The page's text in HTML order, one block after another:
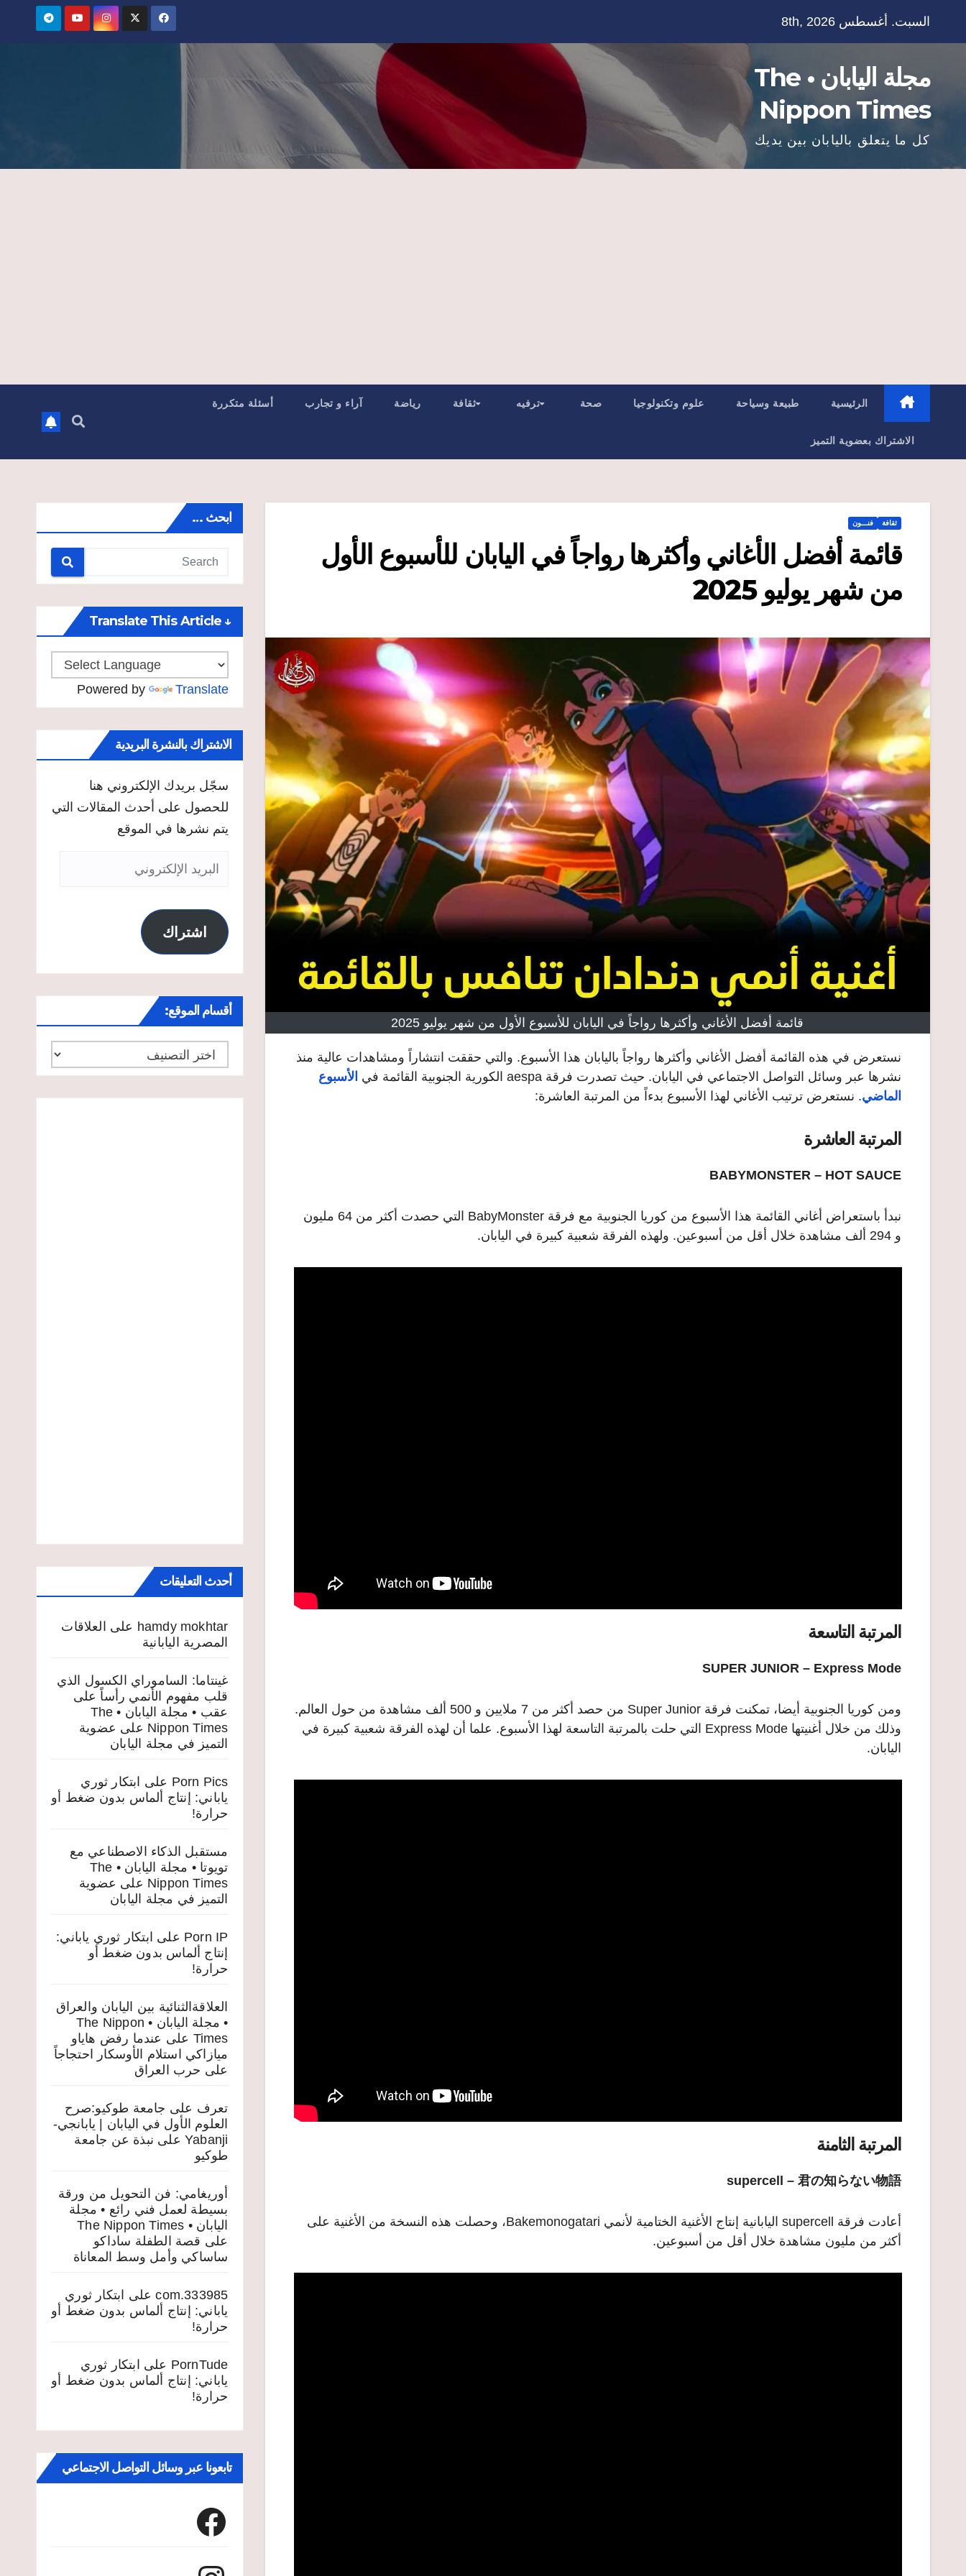
السبت. أغسطس 8th, 2026
مجلة اليابان • The
Nippon Times
كل ما يتعلق باليابان بين يديك
الرئيسية طبيعة وسياحة علوم وتكنولوجيا صحة ترفيه ثقافة رياضة آراء و تجارب أسئلة متكررة
الاشتراك بعضوية التميز
ثقافة فنـــون
قائمة أفضل الأغاني وأكثرها رواجاً في اليابان للأسبوع الأول
من شهر يوليو 2025
قائمة أفضل الأغاني وأكثرها رواجاً في اليابان للأسبوع الأول من شهر يوليو 2025
نستعرض في هذه القائمة أفضل الأغاني وأكثرها رواجاً باليابان هذا الأسبوع. والتي حققت انتشاراً ومشاهدات عالية منذ
نشرها عبر وسائل التواصل الاجتماعي في اليابان. حيث تصدرت فرقة aespa الكورية الجنوبية القائمة في
الأسبوع
الماضي. نستعرض ترتيب الأغاني لهذا الأسبوع بدءاً من المرتبة العاشرة:
المرتبة العاشرة
BABYMONSTER – HOT SAUCE
نبدأ باستعراض أغاني القائمة هذا الأسبوع من كوريا الجنوبية مع فرقة BabyMonster التي حصدت أكثر من 64 مليون
و 294 ألف مشاهدة خلال أقل من أسبوعين. ولهذه الفرقة شعبية كبيرة في اليابان.
المرتبة التاسعة
SUPER JUNIOR – Express Mode
ومن كوريا الجنوبية أيضا، تمكنت فرقة Super Junior من حصد أكثر من 7 ملايين و 500 ألف مشاهدة من حول العالم.
وذلك من خلال أغنيتها Express Mode التي حلت بالمرتبة التاسعة لهذا الأسبوع. علما أن لهذه الفرقة شعبية كبيرة في
اليابان.
المرتبة الثامنة
supercell – 君の知らない物語
أعادت فرقة supercell اليابانية إنتاج الأغنية الختامية لأنمي Bakemonogatari، وحصلت هذه النسخة من الأغنية على
أكثر من مليون مشاهدة خلال أقل من أسبوعين.
ابحث …
↓ Translate This Article
Powered by Translate
الاشتراك بالنشرة البريدية
سجّل بريدك الإلكتروني هنا
للحصول على أحدث المقالات التي
يتم نشرها في الموقع
البريد
اشتراك
أقسام الموقع:
أقسام
الموقع:
أحدث التعليقات
hamdy mokhtar على
العلاقات
المصرية اليابانية
غينتاما: الساموراي الكسول الذي
قلب مفهوم الأنمي رأساً على
عقب • مجلة اليابان • The
Nippon Times على عضوية
التميز في مجلة اليابان
Porn Pics على
ابتكار ثوري
ياباني: إنتاج ألماس بدون ضغط أو
حرارة!
مستقبل الذكاء الاصطناعي مع
تويوتا • مجلة اليابان • The
Nippon Times على عضوية
التميز في مجلة اليابان
Porn IP على ابتكار ثوري ياباني:
إنتاج ألماس بدون ضغط أو
حرارة!
العلاقةالثنائية بين اليابان والعراق
• مجلة اليابان • The Nippon
Times على عندما رفض هاياو
ميازاكي استلام الأوسكار احتجاجاً
على حرب العراق
تعرف على جامعة طوكيو:صرح
العلوم الأول في اليابان | يابانجي-
Yabanjiعلى نبذة عن جامعة
طوكيو
أوريغامي: فن التحويل من ورقة
بسيطة لعمل فني رائع • مجلة
اليابان • The Nippon Times
على قصة الطفلة ساداكو
ساساكي وأمل وسط المعاناة
333985.com على
ابتكار ثوري
ياباني: إنتاج ألماس بدون ضغط أو
حرارة!
PornTude على
ابتكار ثوري
ياباني: إنتاج ألماس بدون ضغط أو
حرارة!
تابعونا عبر وسائل التواصل الاجتماعي
Facebook
Instagram